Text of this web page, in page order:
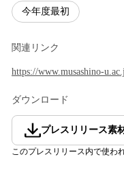
今年度最初
関連リンク
https://www.musashino-
ダウンロード
プレスリリース素
このプレスリリース内で使わ